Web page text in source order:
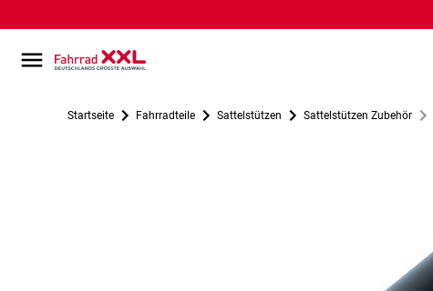
Startseite Fahrradteile Sattelstützen Sattelstützen Zubehör